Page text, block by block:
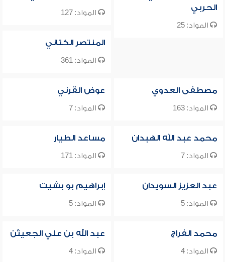
الحربي
المواد: 25
المواد: 127
المنتصر الكتاني
المواد: 361
مصطفى العدوي
المواد: 163
عوض القرني
المواد: 7
محمد عبد الله الهبدان
المواد: 7
مساعد الطيار
المواد: 171
عبد العزيز السويدان
المواد: 5
إبراهيم بو بشيت
المواد: 5
محمد الفراج
المواد: 4
عبد الله بن علي الجعيثن
المواد: 4